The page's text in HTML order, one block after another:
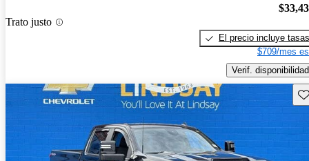
Trato justo
El precio incluye tasas
$709/mes
Verif. disponibilidad